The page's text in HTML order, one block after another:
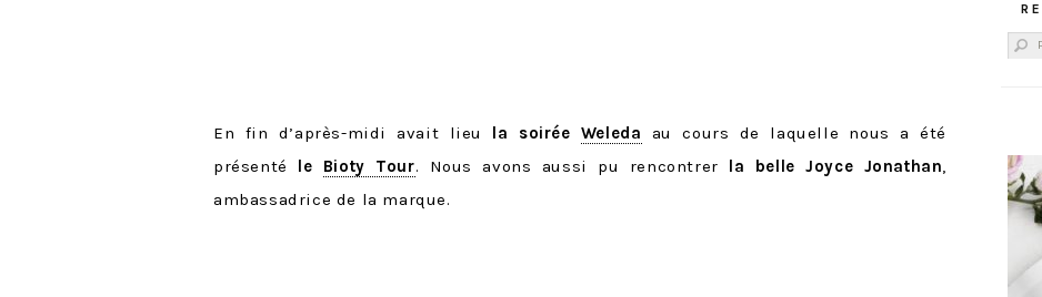
En fin d’après-midi avait lieu la soirée Weleda
au cours de laquelle nous a été
présenté le Bioty Tour. Nous avons aussi pu rencontrer la belle Joyce Jonathan,
ambassadrice de la marque.